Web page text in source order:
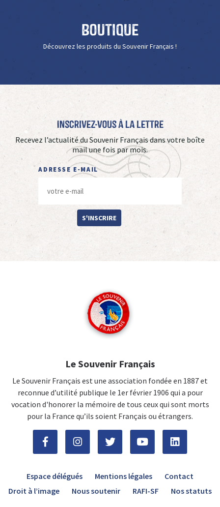
Boutique
Découvrez les produits du Souvenir Français !
Inscrivez-vous à La Lettre
Recevez l’actualité du Souvenir Français dans votre boîte
mail une fois par mois.
ADRESSE E-MAIL
S'INSCRIRE
Le Souvenir Français
Le Souvenir Français est une association fondée en 1887 et
reconnue d’utilité publique le 1er février 1906 qui a pour
vocation d'honorer la mémoire de tous ceux qui sont morts
pour la France qu’ils soient Français ou étrangers.
Espace délégués Mentions légales
Contact
Droit à l’image
Nous soutenir RAFI-SF Nos statuts